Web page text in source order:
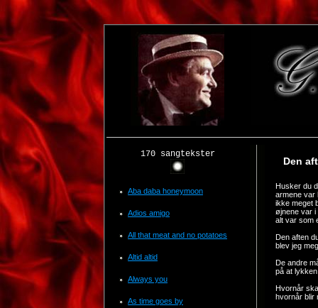
170 sangtekster
Den
Aba daba honeymoon
Adios amigo
All that meat and no potatoes
Altid altid
Always you
As time goes by
Husker du
armene var
ikke meget
øjnene var i
alt var som
Den aften
blev jeg
De andre
på at
Hvornår
hvornår blir